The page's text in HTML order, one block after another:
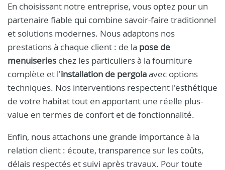
En choisissant notre entreprise, vous optez pour un
partenaire fiable qui combine savoir-faire traditionnel
et solutions modernes. Nous adaptons nos
prestations à chaque client : de la pose de
menuiseries chez les particuliers à la fourniture
complète et l'installation de pergolaavec options
techniques. Nos interventions respectent l'esthétique
de votre habitat tout en apportant une réelle plus-
value en termes de confort et de fonctionnalité.
Enfin, nous attachons une grande importance à la
relation client : écoute, transparence sur les coûts,
délais respectés et suivi après travaux. Pour toute